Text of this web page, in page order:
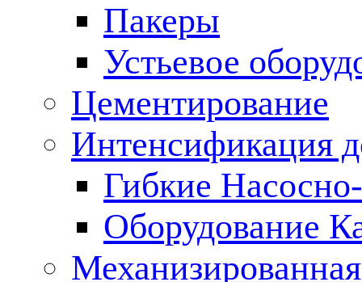
Пакеры
Устьевое
Цементирование
Интенсификация
Гибкие
Оборудование